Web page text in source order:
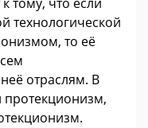
технологической
то её
отраслям. В
протекционизм,